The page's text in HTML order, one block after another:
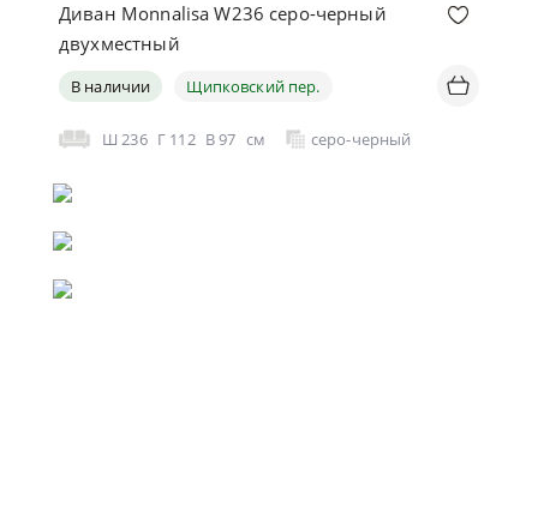
Диван Monnalisa W236 серо-черный
двухместный
В наличии Щипковский пер.
Ш 236 Г 112 В97 см серо-черный